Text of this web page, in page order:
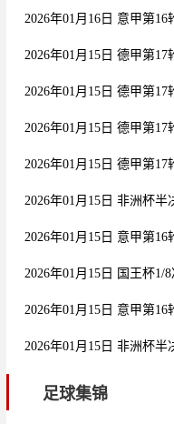
2026年01月16日 意甲第
2026年01月15日 德甲第17
2026年01月15日 德甲第
2026年01月15日 德甲第
2026年01月15日 德甲第
2026年01月15日 非洲杯半
2026年01月15日 意甲第
2026年01月15日 国王杯1/
2026年01月15日 意甲第
2026年01月15日 非洲杯
足球集锦